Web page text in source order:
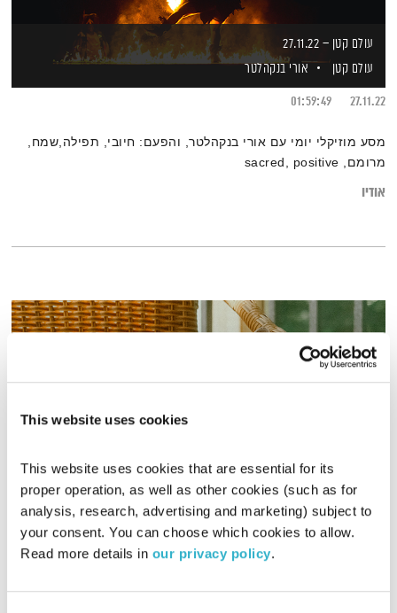
This website uses cookies
This website uses cookies that are essential for its
proper operation, as well as other cookies (such as for
analysis, research, advertising and marketing) subject to
your consent. You can choose which cookies to allow.
Read more details in our privacy policy.
עולם קטן – 27.11.22
עולם קטן
אורי בנקהלטר
27.11.22
01:59:49
מסע מוזיקלי יומי עם אורי בנקהלטר, והפעם: חיובי, תפילה,שמח,
מרומם, sacred, positive
אודיו
התעוררות – 26.7.21
התעוררות
גליה גלעדי